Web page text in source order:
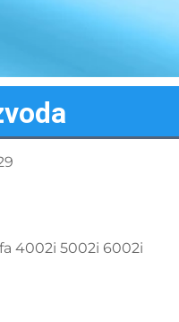
4002i 5002i 6002i